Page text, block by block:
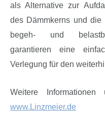
als Alternative zur
des Dämmkerns und
begeh- und
garantieren eine
Verlegung für den
Weitere
www.Linzmeier.de